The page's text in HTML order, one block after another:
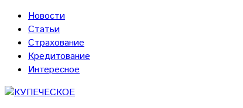
Новости
Статьи
Страхование
Кредитование
Интересное